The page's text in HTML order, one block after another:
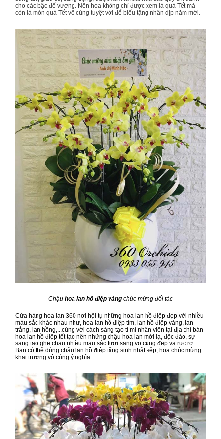
cho các bậc đế vương. Nên hoa không chỉ được xem là quà Tết mà
còn là món quà Tết vô cùng tuyệt vời để biếu tặng nhân dịp năm mới.
Chậu hoa lan hồ điệp vàng chúc mừng đối tác
Cửa hàng hoa lan 360 nơi hội tụ những hoa lan hồ điệp đẹp với nhiều
màu sắc khác nhau như, hoa lan hồ điệp tím, lan hồ điệp vàng, lan
trắng, lan hồng,...cùng với cách sáng tạo tỉ mỉ nhân viên tại địa chỉ bán
hoa lan hồ điệp tết tạo nên những chậu hoa lan mới lạ, độc đáo, sự
sáng tạo ghé chậu nhiều màu sắc tươi sáng vô cùng đẹp và rực rỡ...
Bạn có thể dùng chậu lan hồ điệp tặng sinh nhật sếp, hoa chúc mừng
khai trương vô cùng ý nghĩa